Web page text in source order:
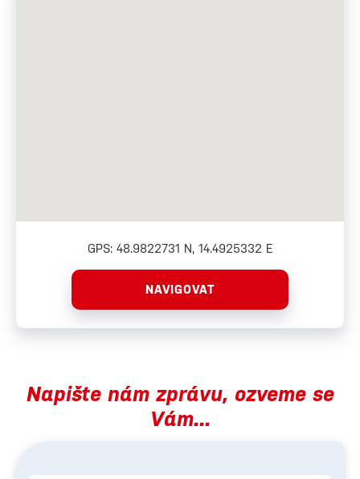
GPS: 48.9822731 N, 14.4925332 E
NAVIGOVAT
Napište nám zprávu, ozveme se
Vám...